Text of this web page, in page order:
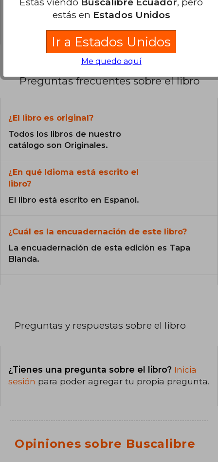
0% (0)
Preguntas frecuentes sobre el libro
¿El libro es original?
Todos los libros de nuestro
catálogo son Originales.
¿En qué Idioma está escrito el
libro?
El libro está escrito en Español.
¿Cuál es la encuadernación de este libro?
La encuadernación de esta edición es Tapa
Blanda.
Preguntas y respuestas sobre el libro
¿Tienes una pregunta sobre el libro? Inicia
sesión para poder agregar tu propia pregunta.
Opiniones sobre Buscalibre
estás en Estados Unidos
Ir a Estados Unidos
Me quedo aquí